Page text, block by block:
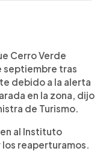
Cerro Verde
septiembre tras
debido a la alerta
en la zona, dijo
de Turismo.
al Instituto
reaperturamos.